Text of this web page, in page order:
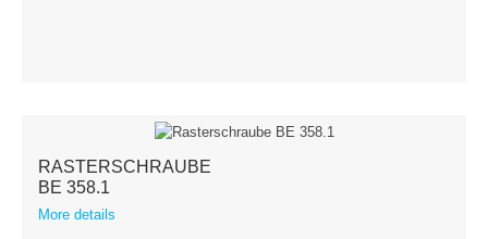
RASTERSCHRAUBE
BE 358.1
More details